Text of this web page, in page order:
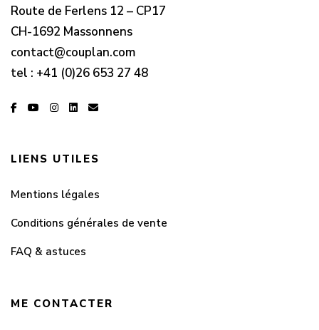
Route de Ferlens 12 – CP17
CH-1692 Massonnens
contact@couplan.com
tel : +41 (0)26 653 27 48
LIENS UTILES
Mentions légales
Conditions générales de vente
FAQ & astuces
ME CONTACTER